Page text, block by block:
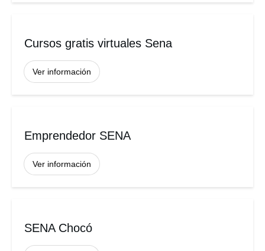
Cursos gratis virtuales Sena
Ver información
Emprendedor SENA
Ver información
SENA Chocó